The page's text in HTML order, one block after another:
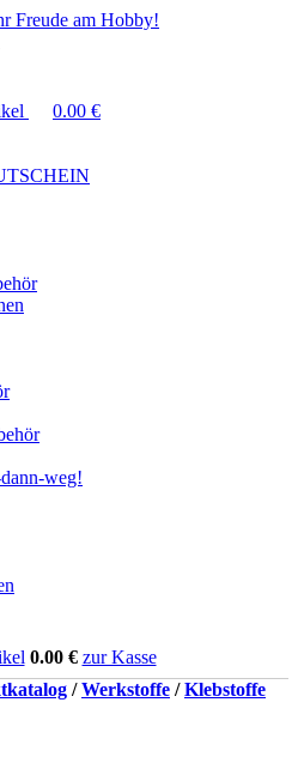
Freude am Hobby!
0.00 €
weg!
0.00€ zur Kasse
/Werkstoffe /Klebstoffe